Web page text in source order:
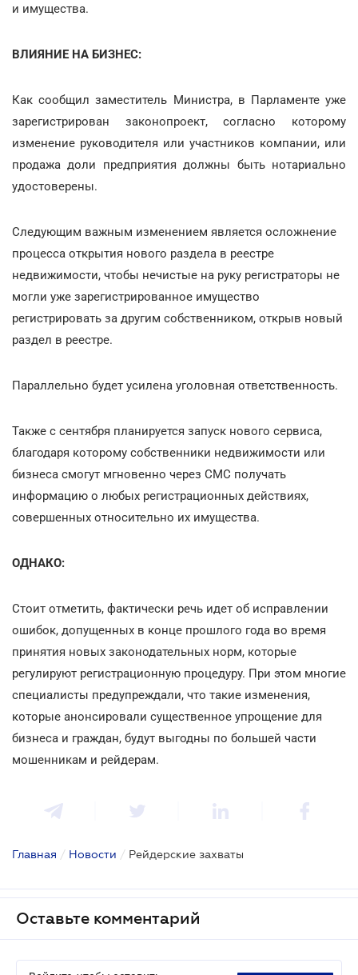
и имущества.
ВЛИЯНИЕ НА БИЗНЕС:
Как сообщил заместитель Министра, в Парламенте уже
зарегистрирован законопроект, согласно которому
изменение руководителя или участников компании, или
продажа доли предприятия должны быть нотариально
удостоверены.
Следующим важным изменением является осложнение
процесса открытия нового раздела в реестре
недвижимости, чтобы нечистые на руку регистраторы не
могли уже зарегистрированное имущество
регистрировать за другим собственником, открыв новый
раздел в реестре.
Параллельно будет усилена уголовная ответственность.
Также с сентября планируется запуск нового сервиса,
благодаря которому собственники недвижимости или
бизнеса смогут мгновенно через СМС получать
информацию о любых регистрационных действиях,
совершенных относительно их имущества.
ОДНАКО:
Стоит отметить, фактически речь идет об исправлении
ошибок, допущенных в конце прошлого года во время
принятия новых законодательных норм, которые
регулируют регистрационную процедуру. При этом многие
специалисты предупреждали, что такие изменения,
которые анонсировали существенное упрощение для
бизнеса и граждан, будут выгодны по большей части
мошенникам и рейдерам.
Главная / Новости / Рейдерские захваты
Оставьте комментарий